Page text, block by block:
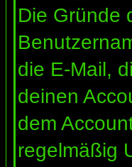
Die Gründe
die E-Mail,
deinen
dem
regelmäßig